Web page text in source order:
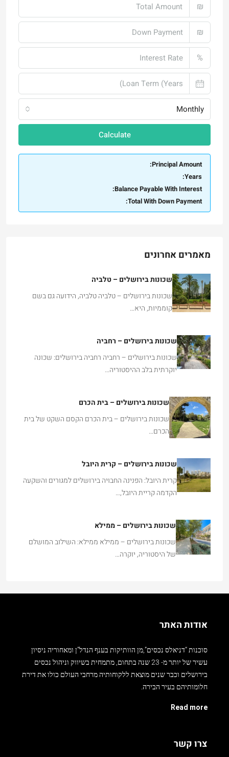
₪
₪
%
Monthly
Calculate
Principal Amount:
Years:
Balance Payable With Interest:
Total With Down Payment:
מאמרים אחרונים
שכונות בירושלים – טלביה
שכונות בירושלים – טלביה טלביה, הידועה גם בשם
קוממיות, היא…
שכונות בירושלים – רחביה
שכונות בירושלים – רחביה רחביה בירושלים: שכונה
יוקרתית בלב ההיסטוריה…
שכונות בירושלים – בית הכרם
שכונות בירושלים – בית הכרם הקסם השקט של בית
הכרם…
שכונות בירושלים – קרית היובל
קרית היובל: הפנינה החבויה בירושלים למגורים והשקעה
הקדמה קריית היובל,…
שכונות בירושלים – ממילא
שכונות בירושלים – ממילא ממילא: השילוב המושלם
של היסטוריה, יוקרה…
אודות האתר
סוכנות “דניאלס נכסים”,מן הוותיקות בענף הנדל”ן ומאחוריה ניסיון
עשיר של יותר מ- 23 שנה בתחום, מתמחית בשיווק וניהול נכסים
בירושלים וכבר שנים מוצאת ללקוחותיה מרחבי העולם כולו את דירת
חלומותיהם בעיר הבירה.
Read more
צרו קשר